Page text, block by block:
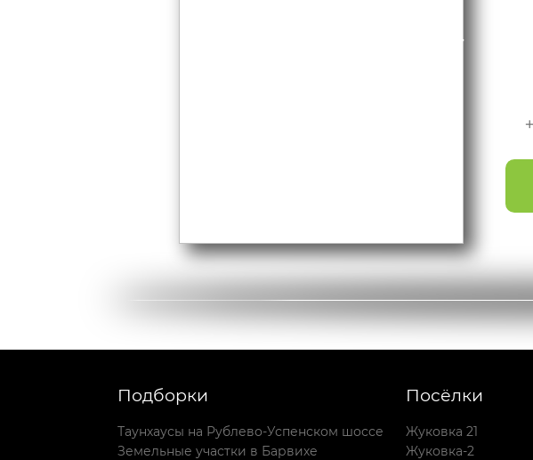
Август
Подборки
Таунхаусы на Рублево-Успенском шоссе
Земельные участки в Барвихе
Посёлки
Жуковка 21
Жуковка-2